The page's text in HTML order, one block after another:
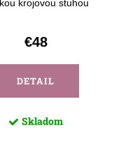
krojovou stuhou
€48
DETAIL
Skladom